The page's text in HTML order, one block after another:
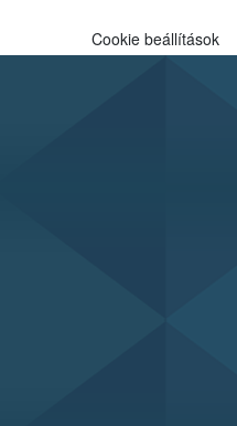
Cookie beállítások